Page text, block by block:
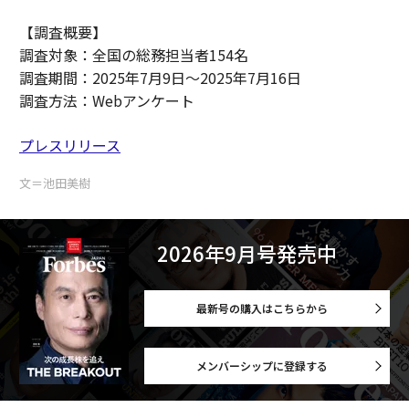
【調査概要】
調査対象：全国の総務担当者154名
調査期間：2025年7月9日～2025年7月16日
調査方法：Webアンケート
プレスリリース
文＝池田美樹
2026年9月号発売中
最新号の購入はこちらから
メンバーシップに登録する